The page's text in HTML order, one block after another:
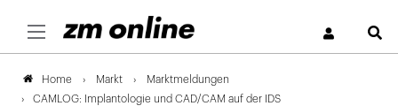
Home Markt
Marktmeldungen
CAMLOG: Implantologie und CAD/CAM auf der IDS